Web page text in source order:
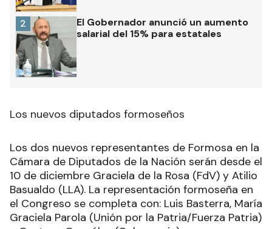
El Gobernador anunció un aumento
salarial del 15% para estatales
2
Los nuevos diputados formoseños
Los dos nuevos representantes de Formosa en la
Cámara de Diputados de la Nación serán desde el
10 de diciembre Graciela de la Rosa (FdV) y Atilio
Basualdo (LLA). La representación formoseña en
el Congreso se completa con: Luis Basterra, María
Graciela Parola (Unión por la Patria/Fuerza Patria)